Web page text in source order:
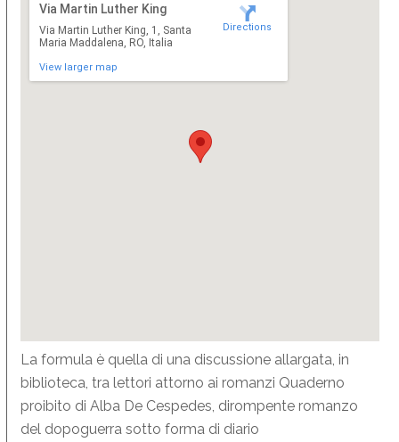
Via Martin Luther King
Via Martin Luther King, 1, Santa
Maria Maddalena, RO, Italia
View larger map
Directions
La formula è quella di una discussione allargata, in
biblioteca, tra lettori attorno ai romanzi Quaderno
proibito di Alba De Cespedes, dirompente romanzo
del dopoguerra sotto forma di diario